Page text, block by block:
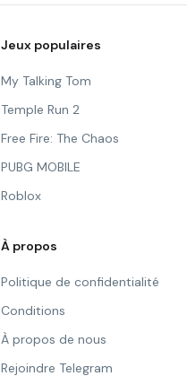
Jeux populaires
My Talking Tom
Temple Run 2
Free Fire: The Chaos
PUBG MOBILE
Roblox
À propos
Politique de confidentialité
Conditions
À propos de nous
Rejoindre Telegram